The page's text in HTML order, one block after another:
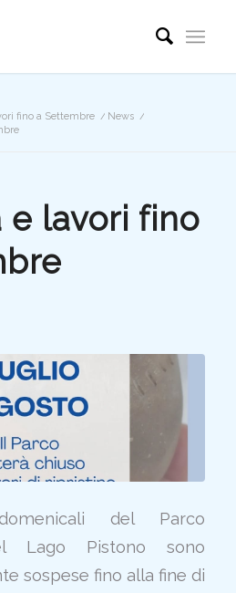
fino a Settembre / News /
e lavori fino
del Parco
Lago Pistono sono
sospese fino alla fine di